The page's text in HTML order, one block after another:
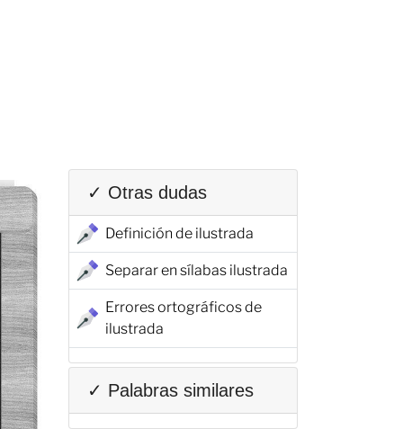
✓ Otras dudas
Definición de ilustrada
Separar en sílabas ilustrada
Errores ortográficos de
ilustrada
✓ Palabras similares